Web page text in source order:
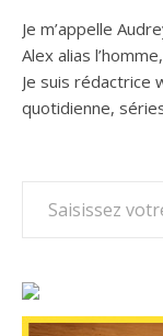
Je m’appelle
Alex alias
Je suis rédactrice
quotidienne,